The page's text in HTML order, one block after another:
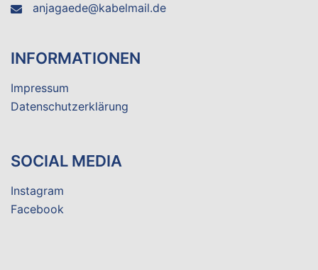
anjagaede@kabelmail.de
INFORMATIONEN
Impressum
Datenschutzerklärung
SOCIAL MEDIA
Instagram
Facebook